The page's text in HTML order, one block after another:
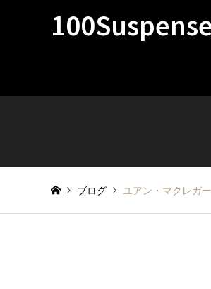
ブログ ユアン・マクレガー